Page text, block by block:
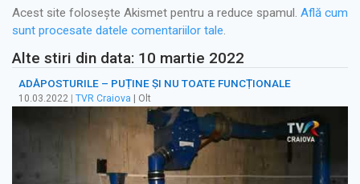
Acest site folosește Akismet pentru a reduce spamul. Află cum
sunt procesate datele comentariilor tale.
Alte stiri din data: 10 martie 2022
ADĂPOSTURILE – PUȚINE ȘI NU TOATE FUNCȚIONALE
10.03.2022 TVR Craiova | Olt